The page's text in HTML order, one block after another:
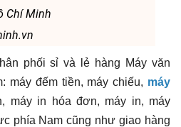
Chí Minh
phối sỉ và lẻ hàng Máy văn
máy đếm tiền, máy chiếu, máy
máy in hóa đơn, máy in, máy
phía Nam cũng như giao hàng